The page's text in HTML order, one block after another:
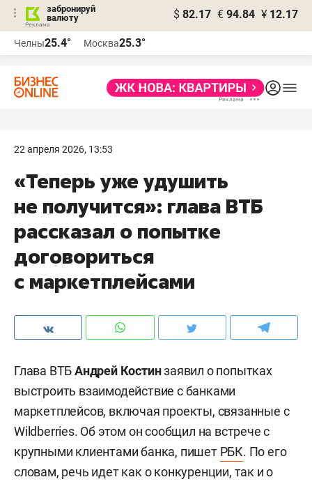
забронируй
валюту
$ 82.17 € 94.84 ¥ 12.17
Челны25.4° Москва25.3°
22 апреля 2026, 13:53
«Теперь уже удушить
не получится»: глава ВТБ
рассказал о попытке
договориться
с маркетплейсами
Глава ВТБАндрей Костинзаявил о попытках
выстроить взаимодействие с банками
маркетплейсов, включая проекты, связанные с
Wildberries. Об этом он сообщил на встрече с
крупными клиентами банка, пишет РБК. По его
словам, речь идет как о конкуренции, так и о